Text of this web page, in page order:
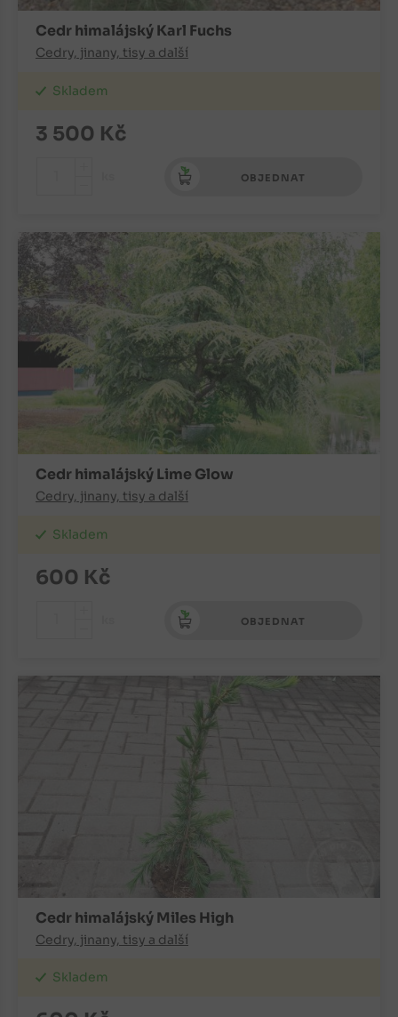
Cedr himalájský Karl Fuchs
Cedry, jinany, tisy a další
Skladem
3 500 Kč
OBJEDNAT
Cedr himalájský Lime Glow
Cedry, jinany, tisy a další
Skladem
600 Kč
OBJEDNAT
Cedr himalájský Miles High
Cedry, jinany, tisy a další
Skladem